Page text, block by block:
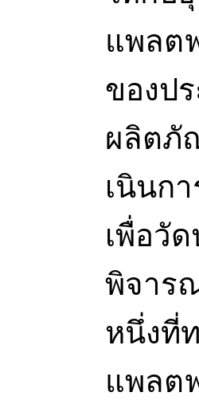
แพลต
ของป
ผลิตภั
เนินก
เพื่อวั
พิจาร
หนึ่งที่
แพลต